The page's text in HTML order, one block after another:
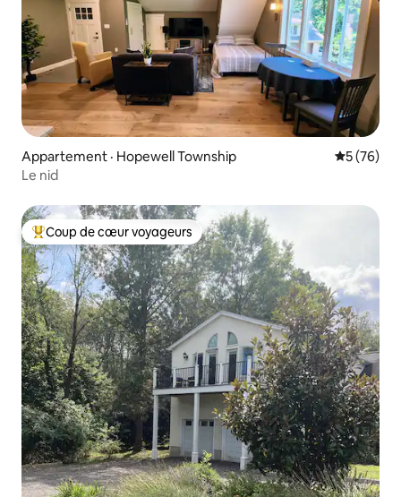
Appartement · Hopewell Township Note
5 (76)
Le nid
Coup de cœur voyageurs parmi les plus aimés
Coup de cœur voyageurs